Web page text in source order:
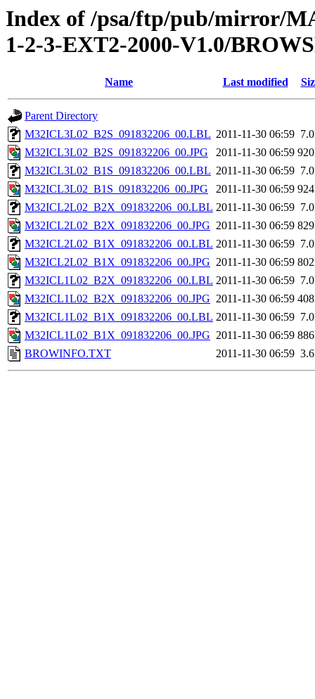
Index of /psa/ftp/pub/mirror/
1-2-3-EXT2-2000-V1.0/
Name Last modified
Parent Directory
M32ICL3L02_B2S_091832206_00.LBL 2011-11-30 06:59
M32ICL3L02_B2S_091832206_00.JPG
2011-11-30 06:59
M32ICL3L02_B1S_091832206_00.LBL 2011-11-30 06:59
M32ICL3L02_B1S_091832206_00.JPG
2011-11-30 06:59
M32ICL2L02_B2X_091832206_00.LBL 2011-11-30 06:59
M32ICL2L02_B2X_091832206_00.JPG 2011-11-30 06:59
M32ICL2L02_B1X_091832206_00.LBL 2011-11-30 06:59
M32ICL2L02_B1X_091832206_00.JPG 2011-11-30 06:59
M32ICL1L02_B2X_091832206_00.LBL 2011-11-30 06:59
M32ICL1L02_B2X_091832206_00.JPG 2011-11-30 06:59
M32ICL1L02_B1X_091832206_00.LBL 2011-11-30 06:59
M32ICL1L02_B1X_091832206_00.JPG 2011-11-30 06:59
BROWINFO.TXT
2011-11-30 06:59